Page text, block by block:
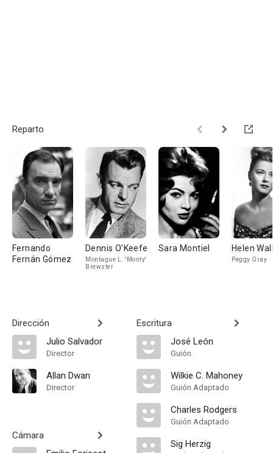
Reparto
Fernando
Fernán Gómez
Dennis O'Keefe
Montague L. 'Monty'
Brewster
Sara Montiel Helen
Peggy Gray
Dirección
Julio Salvador
Director
Allan Dwan
Director
Cámara
Escritura
José León
Guión
Wilkie C. Mahoney
Guión Adaptado
Charles Rodgers
Guión Adaptado
Sig Herzig